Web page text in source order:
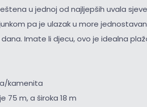
u jednoj od najljepših uvala
pa je ulazak u more
Imate li djecu, ovo je idealna
kamenita
75 m, a široka 18 m